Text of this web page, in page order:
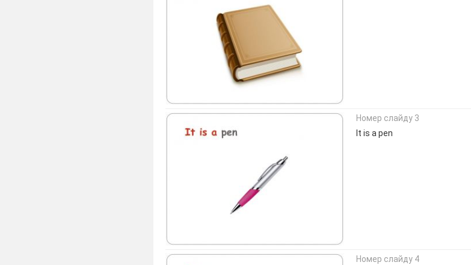
Номер слайду 3
It is a pen
Номер слайду 4